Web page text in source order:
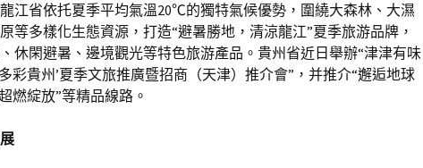
江省依托夏季平均氣溫20℃的獨特氣候優勢，圍繞大森林、大濕
等多樣化生態資源，打造“避暑勝地，清涼龍江”夏季旅游品牌，
休閑避暑、邊境觀光等特色旅游產品。貴州省近日舉辦“津津有味
彩貴州’夏季文旅推廣暨招商（天津）推介會”，并推介“邂逅地球
燃綻放”等精品線路。